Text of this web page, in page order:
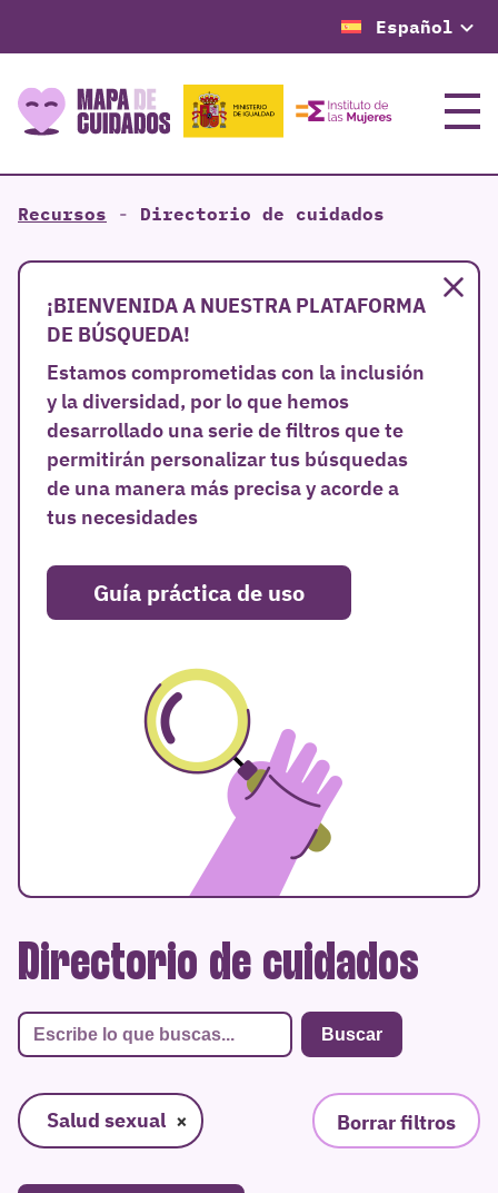
Español
Menú
Recursos - Directorio de cuidados
¡BIENVENIDA A NUESTRA PLATAFORMA
DE BÚSQUEDA!
Estamos comprometidas con la inclusión
y la diversidad, por lo que hemos
desarrollado una serie de filtros que te
permitirán personalizar tus búsquedas
de una manera más precisa y acorde a
tus necesidades
Guía práctica de uso
Directorio de cuidados
Salud sexual × Borrar filtros